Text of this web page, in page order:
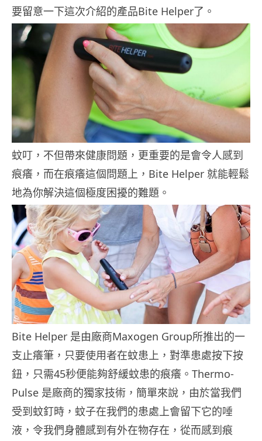
要留意一下這次介紹的產品Bite Helper了。
蚊叮，不但帶來健康問題，更重要的是會令人感到
痕癢，而在痕癢這個問題上，Bite Helper 就能輕鬆
地為你解決這個極度困擾的難題。
Bite Helper 是由廠商Maxogen Group所推出的一
支止癢筆，只要使用者在蚊患上，對準患處按下按
鈕，只需45秒便能夠舒緩蚊患的痕癢。Thermo-
Pulse 是廠商的獨家技術，簡單來說，由於當我們
受到蚊釘時，蚊子在我們的患處上會留下它的唾
液，令我們身體感到有外在物存在，從而感到痕